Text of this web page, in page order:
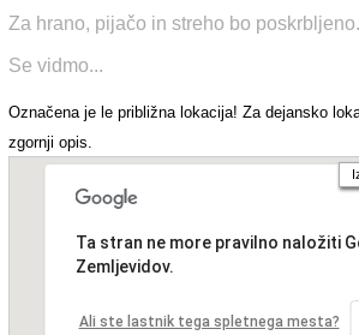
Za hrano, pijačo in streho bo poskrbljeno.
Se vidmo...
Označena je le približna lokacija! Za dejansko
zgornji opis.
Ta stran ne more pravilno naložiti
Zemljevidov.
Ali ste lastnik tega spletnega mesta?